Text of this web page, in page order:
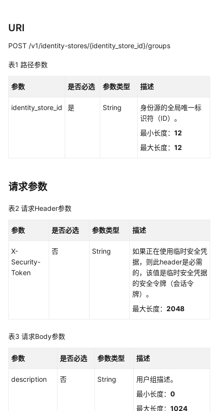
前
读
览
属
管
URI
POST /v1/identity-stores/{identity_store_id}/groups
表1 路径参数
参数 是否必选 参数类型 描述
identity_store_id 是 String
身份源的全局唯一标
识符（ID）。
最小长度： 12
最大长度： 12
请求参数
表2 请求Header参数
参数 是否必选 参数类型 描述
X-
Security-
Token
否 String
如果正在使用临时安全凭
据，则此header是必需
的，该值是临时安全凭据
的安全令牌（会话令
牌）。
最大长度： 2048
表3 请求Body参数
参数 是否必选 参数类型 描述
description 否 String
用户组描述。
最小长度： 0
最大长度： 1024